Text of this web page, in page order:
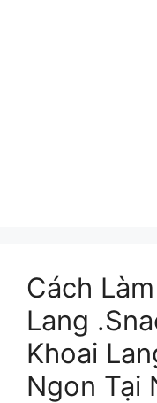
Cách
Lang
Khoai
Ngon Tại